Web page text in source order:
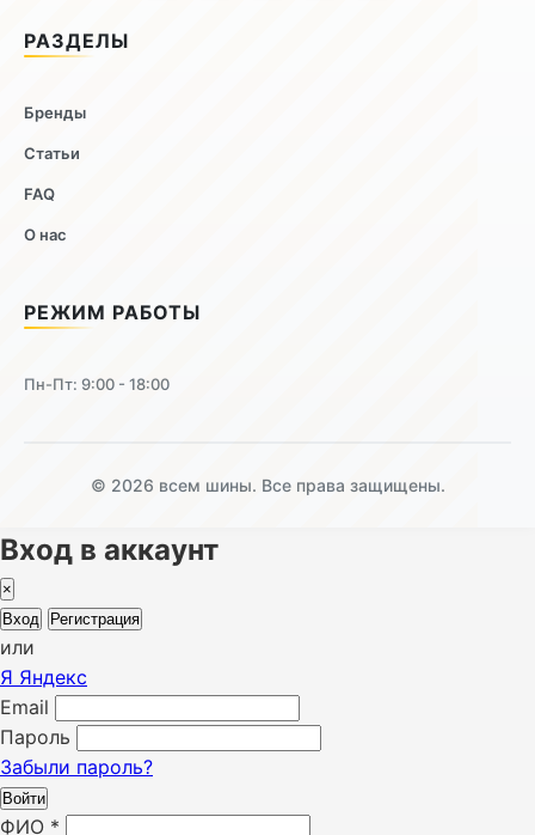
РАЗДЕЛЫ
Бренды
Статьи
FAQ
О нас
РЕЖИМ РАБОТЫ
Пн-Пт: 9:00 - 18:00
© 2026 всем шины. Все права защищены.
Вход в аккаунт
×
Вход
Регистрация
или
Я Яндекс
Email
Пароль
Забыли пароль?
Войти
ФИО *